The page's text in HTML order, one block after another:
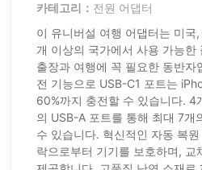
카테고리： 전원 어댑터
이 유니버설 여행 어댑터는 미
개 이상의 국가에서 사용 가능한
출장과 여행에 꼭 필요한 동반
전 기능으로 USB-C1 포트는
60%까지 충전할 수 있습니다. 4
의 USB-A 포트를 통해 최대 7개
수 있습니다. 혁신적인 자동 복
락으로부터 기기를 보호하며, 교